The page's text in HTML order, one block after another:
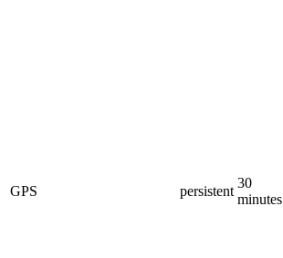
GPS persistent
30
minutes